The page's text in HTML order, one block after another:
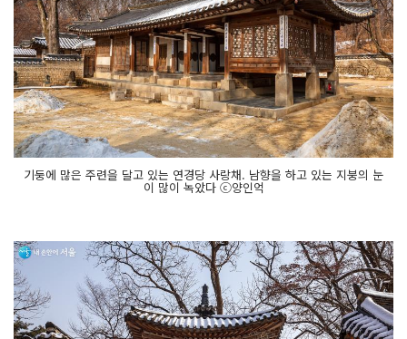
기둥에 많은 주련을 달고 있는 연경당 사랑채. 남향을 하고 있는 지붕의 눈
이 많이 녹았다 ⓒ양인억